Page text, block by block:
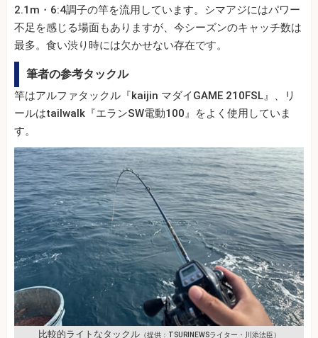
2.1m・6:4調子の竿を流用しています。シマアジにはパワー
不足を感じる場面もありますが、今シーズンのキャッチ数は
最多。食い渋り時には欠かせない存在です。
筆者の参考タックル
竿はアルファタックル『kaijin マダイGAME 210FSL』、リ
ールはtailwalk『エランSW電動100』をよく使用していま
す。
比較的ライトなタックル（提供：TSURINEWSライター・川添法臣）